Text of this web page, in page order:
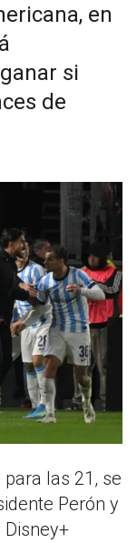
en
si
de
las 21, se
Perón y
Disney+